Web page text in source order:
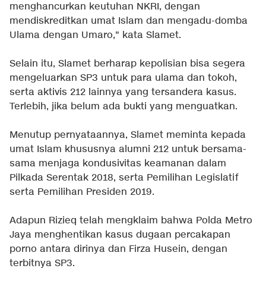
menghancurkan keutuhan NKRI, dengan
mendiskreditkan umat Islam dan mengadu-domba
Ulama dengan Umaro," kata Slamet.
Selain itu, Slamet berharap kepolisian bisa segera
mengeluarkan SP3 untuk para ulama dan tokoh,
serta aktivis 212 lainnya yang tersandera kasus.
Terlebih, jika belum ada bukti yang menguatkan.
Menutup pernyataannya, Slamet meminta kepada
umat Islam khususnya alumni 212 untuk bersama-
sama menjaga kondusivitas keamanan dalam
Pilkada Serentak 2018, serta Pemilihan Legislatif
serta Pemilihan Presiden 2019.
Adapun Rizieq telah mengklaim bahwa Polda Metro
Jaya menghentikan kasus dugaan percakapan
porno antara dirinya dan Firza Husein, dengan
terbitnya SP3.